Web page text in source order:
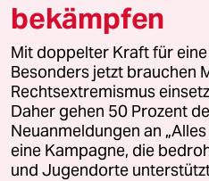
Personen auch
Schutzregeln
Verbreitung
die hohe
Virus muss
gebremst
sonst??!!
Soziale
bekämpfen
Mit doppelter Kraft für
Besonders jetzt brauchen
Rechtsextremismus
Daher gehen 50 Prozent
Neuanmeldungen an
eine Kampagne, die
und Jugendorte